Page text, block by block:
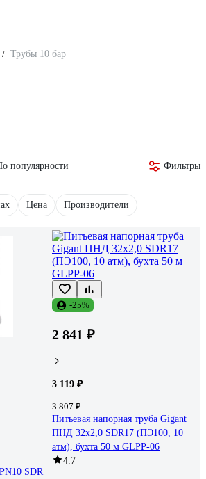
/ Трубы 10 бар
популярности Фильтры
Цена Производители
SDR
-25%
2 841 ₽
3 119 ₽
3 807 ₽
Питьевая напорная труба Gigant
ПНД 32х2,0 SDR17 (ПЭ100, 10
атм), бухта 50 м GLPP-06
4.7